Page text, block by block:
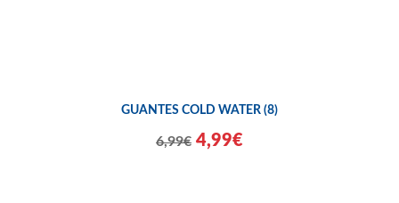
GUANTES COLD WATER (8)
6,99€ 4,99€